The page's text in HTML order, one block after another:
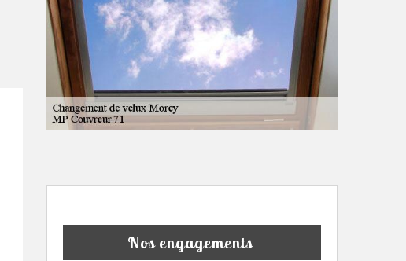
Nos engagements